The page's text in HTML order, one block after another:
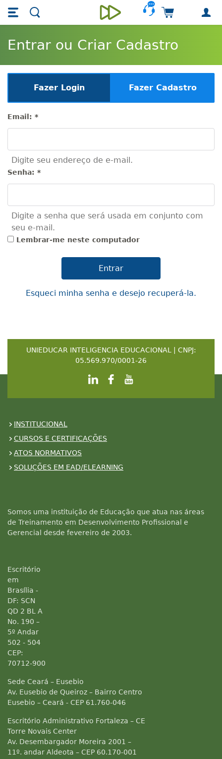
Skip main navigation
Skip to main content
Unieducar
Carrinho de
Entrar ou Criar Cadastro
Fazer Login Fazer Cadastro
Email: *
Digite seu endereço de e-mail.
Senha: *
Digite a senha que será usada em conjunto com
seu e-mail.
Lembrar-me neste computador
Esqueci minha senha e desejo recuperá-la.
UNIEDUCAR INTELIGENCIA EDUCACIONAL | CNPJ:
05.569.970/0001-26
INSTITUCIONAL
CURSOS E CERTIFICAÇÕES
ATOS NORMATIVOS
SOLUÇÕES EM EAD/ELEARNING
Somos uma instituição de Educação que atua nas áreas
de Treinamento em Desenvolvimento Profissional e
Gerencial desde fevereiro de 2003.
Escritório
em
Brasília -
DF: SCN
QD 2 BL A
No. 190 –
5º Andar
502 - 504
CEP:
70712-900
Sede Ceará – Eusebio
Av. Eusebio de Queiroz – Bairro Centro
Eusebio – Ceará - CEP 61.760-046
Escritório Administrativo Fortaleza – CE
Torre Novais Center
Av. Desembargador Moreira 2001 –
11º. andar Aldeota – CEP 60.170-001